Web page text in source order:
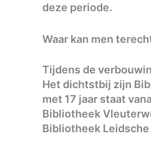
deze periode.
Waar kan men
Tijdens de
Het dichtstbij zijn
met 17 jaar staat
Bibliotheek
Bibliotheek